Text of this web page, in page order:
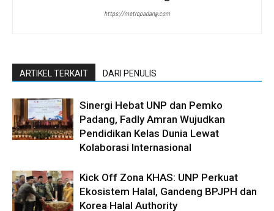
https://metropadang.com
ARTIKEL TERKAIT DARI PENULIS
Sinergi Hebat UNP dan Pemko
Padang, Fadly Amran Wujudkan
Pendidikan Kelas Dunia Lewat
Kolaborasi Internasional
Kick Off Zona KHAS: UNP Perkuat
Ekosistem Halal, Gandeng BPJPH dan
Korea Halal Authority